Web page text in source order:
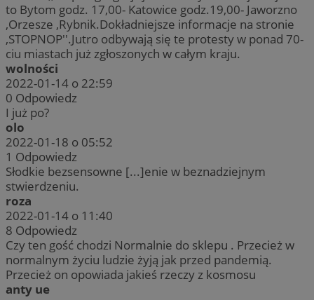
to Bytom godz. 17,00- Katowice godz.19,00- Jaworzno
,Orzesze ,Rybnik.Dokładniejsze informacje na stronie
,STOPNOP''.Jutro odbywają się te protesty w ponad 70-
ciu miastach już zgłoszonych w całym kraju.
wolności
2022-01-14 o 22:59
0 Odpowiedz
I już po?
olo
2022-01-18 o 05:52
1 Odpowiedz
Słodkie bezsensowne [...]enie w beznadziejnym
stwierdzeniu.
roza
2022-01-14 o 11:40
8 Odpowiedz
Czy ten gość chodzi Normalnie do sklepu . Przecież w
normalnym życiu ludzie żyją jak przed pandemią.
Przecież on opowiada jakieś rzeczy z kosmosu
anty ue